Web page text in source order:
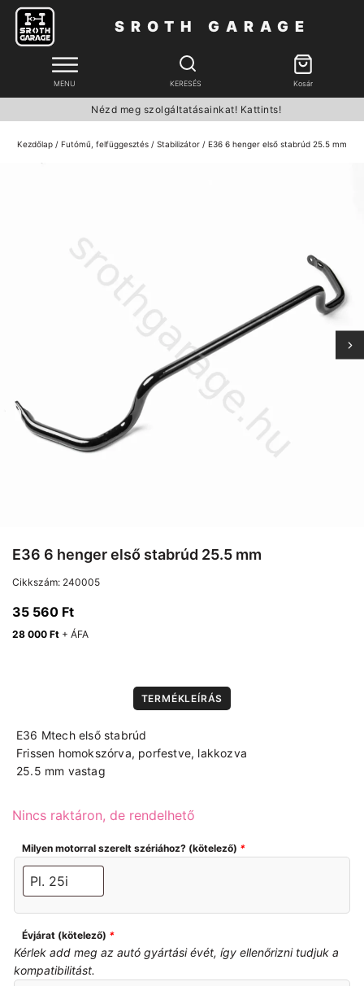
SROTH GARAGE
MENU KERESÉS Kosár
Nézd meg szolgáltatásainkat! Kattints!
Kezdőlap / Futómű, felfüggesztés / Stabilizátor / E36 6 henger első stabrúd 25.5 mm
E36 6 henger első stabrúd 25.5 mm
Cikkszám: 240005
35 560 Ft
28 000 Ft + ÁFA
TERMÉKLEÍRÁS
E36 Mtech első stabrúd
Frissen homokszórva, porfestve, lakkozva
25.5 mm vastag
Nincs raktáron, de rendelhető
Milyen motorral szerelt szériához? (kötelező) *
Évjárat (kötelező) *
Kérlek add meg az autó gyártási évét, így ellenőrizni tudjuk a
kompatibilitást.